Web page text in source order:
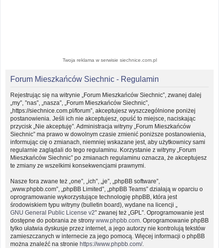
Twoja reklama w serwisie siechnice.com.pl
Forum Mieszkańców Siechnic - Regulamin
Rejestrując się na witrynie „Forum Mieszkańców Siechnic”, zwanej dalej
„my”, ”nas”, „nasza”, „Forum Mieszkańców Siechnic”,
„https://siechnice.com.pl/forum”, akceptujesz wyszczególnione poniżej
postanowienia. Jeśli ich nie akceptujesz, opuść to miejsce, naciskając
przycisk „Nie akceptuję”. Administracja witryny „Forum Mieszkańców
Siechnic” ma prawo w dowolnym czasie zmienić poniższe postanowienia,
informując cię o zmianach, niemniej wskazane jest, aby użytkownicy sami
regularnie zaglądali do tego regulaminu. Korzystanie z witryny „Forum
Mieszkańców Siechnic” po zmianach regulaminu oznacza, że akceptujesz
te zmiany ze wszelkimi konsekwencjami prawnymi.
Nasze fora zwane też „one”, „ich”, „je”, „phpBB software”,
„www.phpbb.com”, „phpBB Limited”, „phpBB Teams” działają w oparciu o
oprogramowanie wykorzystujące technologię phpBB, która jest
środowiskiem typu witryny (bulletin board), wydane na licencji „
GNU General Public License v2” zwanej też „GPL”. Oprogramowanie jest
dostępne do pobrania ze strony www.phpbb.com . Oprogramowanie phpBB
tylko ułatwia dyskusje przez internet, a jego autorzy nie kontrolują tekstów
zamieszczanych w internecie za jego pomocą. Więcej informacji o phpBB
można znaleźć na stronie https://www.phpbb.com/.